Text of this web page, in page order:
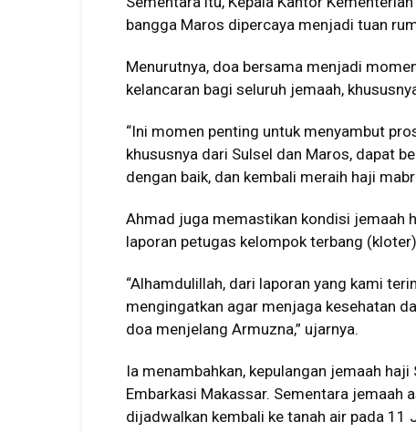
bangga Maros dipercaya menjadi tuan
Menurutnya, doa bersama menjadi
kelancaran bagi seluruh jemaah,
“Ini momen penting untuk menyambut
khususnya dari Sulsel dan Maros, dapat
dengan baik, dan kembali meraih haji
Ahmad juga memastikan kondisi jemaah
laporan petugas kelompok terbang
“Alhamdulillah, dari laporan yang kami
mengingatkan agar menjaga kesehatan
doa menjelang Armuzna,” ujarnya.
Ia menambahkan, kepulangan jemaah
Embarkasi Makassar. Sementara jemaah
dijadwalkan kembali ke tanah air pada 11